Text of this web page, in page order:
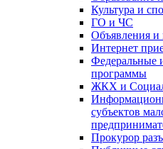
Культура и
ГО и ЧС
Объявления и
Интернет
Федеральные
программы
ЖКХ и
субъектов
Прокурор